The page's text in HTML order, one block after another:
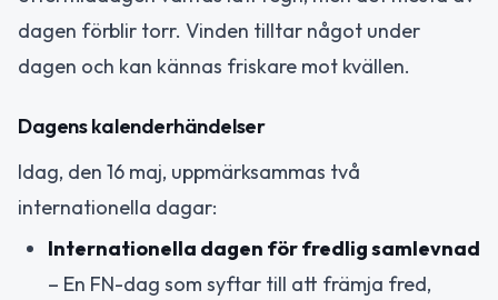
dagen förblir torr. Vinden tilltar något under
dagen och kan kännas friskare mot kvällen.
Dagens kalenderhändelser
Idag, den 16 maj, uppmärksammas två
internationella dagar:
Internationella dagen för fredlig samlevnad
– En FN-dag som syftar till att främja fred,